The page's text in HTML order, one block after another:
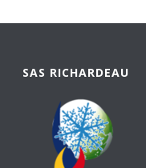
SAS RICHARDEAU